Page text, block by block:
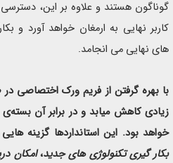
گوناگون هستند و علاوه بر این، دسترسی
کاربر نهایی به ارمغان خواهد آورد و
های نهایی می انجامد.
با بهره گرفتن از فریم ورک اختصاصی در
زیادی کاهش میابد و در برابر آن بسته‌ی
خواهد بود. این استانداردها گزینه
بکار گیری تکنولوژی های جدید،امکان